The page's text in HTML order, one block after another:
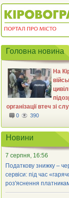
Головна новина
На
організації втеч зі
0 390
Новини
7 серпня, 16:56
Податкову знижку –
сервіси: під час
роз'яснення